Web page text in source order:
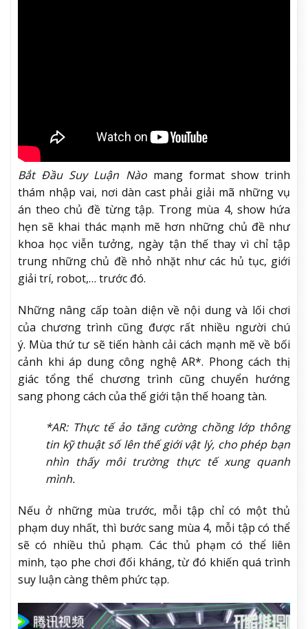
Bắt Đầu Suy Luận Nàomang format show trinh
thám nhập vai, nơi dàn cast phải giải mã những vụ
án theo chủ đề từng tập. Trong mùa 4, show hứa
hẹn sẽ khai thác mạnh mẽ hơn những chủ đề như
khoa học viễn tưởng, ngày tận thế thay vì chỉ tập
trung những chủ đề nhỏ nhặt như các hủ tục, giới
giải trí, robot,… trước đó.
Những nâng cấp toàn diện về nội dung và lối chơi
của chương trình cũng được rất nhiều người chú
ý. Mùa thứ tư sẽ tiến hành cải cách mạnh mẽ về bối
cảnh khi áp dung công nghệ AR*. Phong cách thị
giác tổng thể chương trình cũng chuyển hướng
sang phong cách của thế giới tận thế hoang tàn.
*AR: Thực tế ảo tăng cường chồng lớp thông
tin kỹ thuật số lên thế giới vật lý, cho phép bạn
nhìn thấy môi trường thực tế xung quanh
mình.
Nếu ở những mùa trước, mỗi tập chỉ có một thủ
phạm duy nhất, thì bước sang mùa 4, mỗi tập có thể
sẽ có nhiều thủ phạm. Các thủ phạm có thể liên
minh, tạo phe chơi đối kháng, từ đó khiến quá trình
suy luận càng thêm phức tạp.